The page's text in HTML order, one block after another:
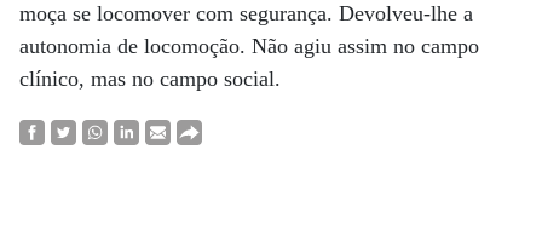
moça se locomover com segurança. Devolveu-lhe a
autonomia de locomoção. Não agiu assim no campo
clínico, mas no campo social.